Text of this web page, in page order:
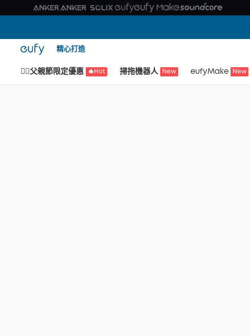
精心打造
🙆‍♂️父親節限定優惠 🔥Hot 掃拖機器人 New eufyMake New